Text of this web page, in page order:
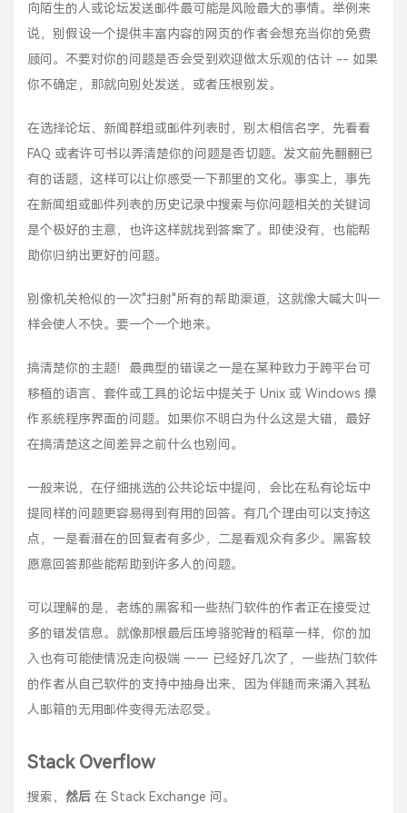
向陌生的人或论坛发送邮件最可能是风险最大的事情。举例来
说，别假设一个提供丰富内容的网页的作者会想充当你的免费
顾问。不要对你的问题是否会受到欢迎做太乐观的估计 -- 如果
你不确定，那就向别处发送，或者压根别发。
在选择论坛、新闻群组或邮件列表时，别太相信名字，先看看
FAQ 或者许可书以弄清楚你的问题是否切题。发文前先翻翻已
有的话题，这样可以让你感受一下那里的文化。事实上，事先
在新闻组或邮件列表的历史记录中搜索与你问题相关的关键词
是个极好的主意，也许这样就找到答案了。即使没有，也能帮
助你归纳出更好的问题。
别像机关枪似的一次"扫射"所有的帮助渠道，这就像大喊大叫一
样会使人不快。要一个一个地来。
搞清楚你的主题！最典型的错误之一是在某种致力于跨平台可
移植的语言、套件或工具的论坛中提关于 Unix 或 Windows 操
作系统程序界面的问题。如果你不明白为什么这是大错，最好
在搞清楚这之间差异之前什么也别问。
一般来说，在仔细挑选的公共论坛中提问，会比在私有论坛中
提同样的问题更容易得到有用的回答。有几个理由可以支持这
点，一是看潜在的回复者有多少，二是看观众有多少。黑客较
愿意回答那些能帮助到许多人的问题。
可以理解的是，老练的黑客和一些热门软件的作者正在接受过
多的错发信息。就像那根最后压垮骆驼背的稻草一样，你的加
入也有可能使情况走向极端 —— 已经好几次了，一些热门软件
的作者从自己软件的支持中抽身出来，因为伴随而来涌入其私
人邮箱的无用邮件变得无法忍受。
Stack Overflow
搜索， 然后 在 Stack Exchange 问。